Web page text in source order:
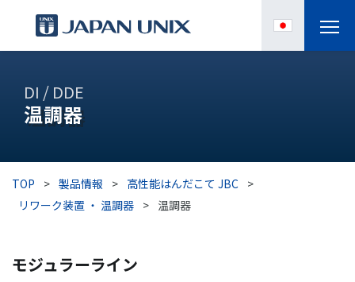
IPC
導入事例
各種サポート
DI / DDE
温調器
TOP > 製品情報 > 高性能はんだこて JBC >
リワーク装置 ・ 温調器 > 温調器
モジュラーライン